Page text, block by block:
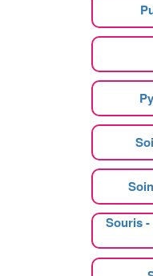
Souris -